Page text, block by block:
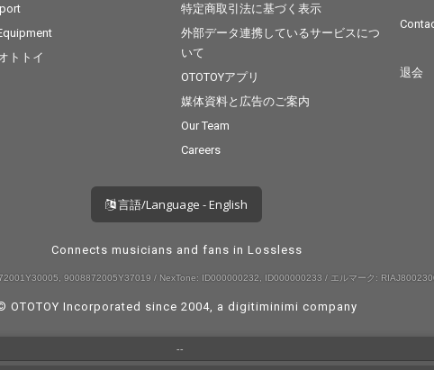
トトイ
特定商取引法に基づく表示
外部データ連携しているサービスにつ
いて
OTOTOYアプリ
媒体資料と広告のご案内
Our Team
Careers
退会
言語/Language - English
Connects musicians and fans in Lossless
9008872005Y37019 / NexTone: ID000000232, ID000000233 / エルマーク:
OTOTOY Incorporated since 2004, a digitiminimi company
--